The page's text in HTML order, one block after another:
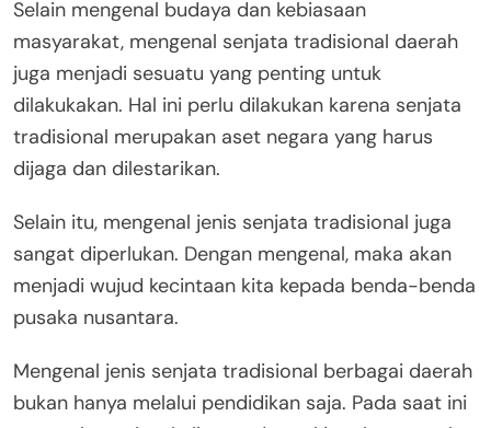
Selain mengenal budaya dan kebiasaan
masyarakat, mengenal senjata tradisional daerah
juga menjadi sesuatu yang penting untuk
dilakukakan. Hal ini perlu dilakukan karena senjata
tradisional merupakan aset negara yang harus
dijaga dan dilestarikan.
Selain itu, mengenal jenis senjata tradisional juga
sangat diperlukan. Dengan mengenal, maka akan
menjadi wujud kecintaan kita kepada benda-benda
pusaka nusantara.
Mengenal jenis senjata tradisional berbagai daerah
bukan hanya melalui pendidikan saja. Pada saat ini